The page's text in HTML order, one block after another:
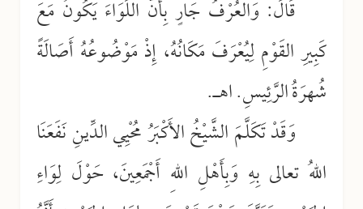
قَالَ: وَالعُرْفُ جَارٍ بِأَنَّ اللِّوَاءَ يَكُونُ مَعَ
كَبِيرِ القَوْمِ لِيُعْرَفَ مَكَانُهُ، إِذْ مَوْضُوعُهُ أَصَالَةً
شُهرَةُ الرَّئِيسِ. اهـ.
وَقَدْ تَكَلَّمَ الشَّيْخُ الأَكْبَرُ مُحْيِي الدِّينِ نَفَعَنَا
اللهُ تعالى بِهِ وَبِأَهْلِ اللهِ أَجْمَعِينَ، حَوْلَ لِوَاءِ